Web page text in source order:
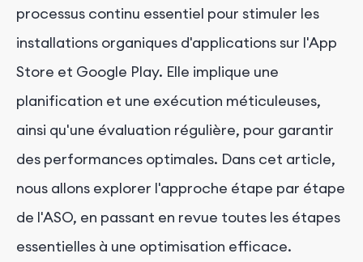
8. Analyser les concurrents
9. Localisez la page de votre application
Conclusion
processus continu essentiel pour stimuler les
installations organiques d'applications sur l'App
Store et Google Play. Elle implique une
planification et une exécution méticuleuses,
ainsi qu'une évaluation régulière, pour garantir
des performances optimales. Dans cet article,
nous allons explorer l'approche étape par étape
de l'ASO, en passant en revue toutes les étapes
essentielles à une optimisation efficace.